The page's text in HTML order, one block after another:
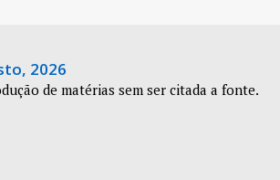
2026
de matérias sem ser citada a fonte.